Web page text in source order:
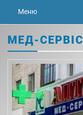
Меню
МЕД-СЕРВІС